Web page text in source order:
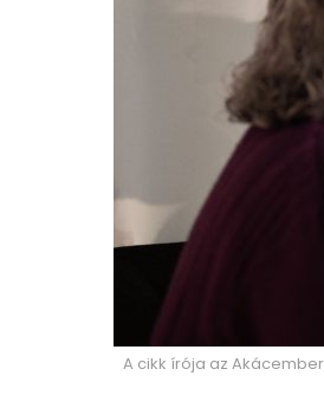
A cikk írója az